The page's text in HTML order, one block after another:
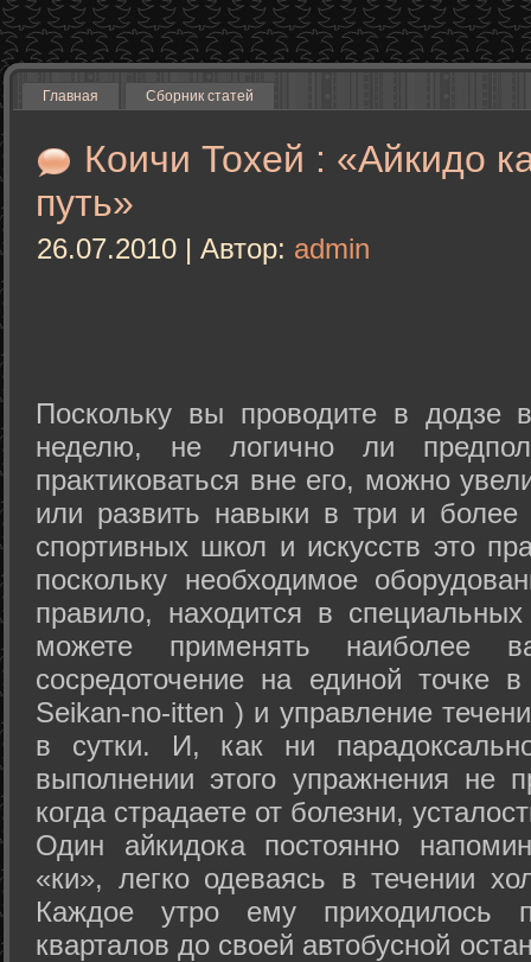
Главная Сборник статей
Коичи Тохей : «Айкидо
путь»
26.07.2010 | Автор: admin
Поскольку вы проводите в додзе
неделю, не логично ли
практиковаться вне его, можно
или развить навыки в три и
спортивных школ и искусств это
поскольку необходимое
правило, находится в
можете применять наиболее
сосредоточение на единой точке
Seikan-­no-­itten ) и управление
в сутки. И, как ни
выполнении этого упражнения не
когда страдаете от болезни,
Один айкидока постоянно
«ки», легко одеваясь в течении
Каждое утро ему приходилось
кварталов до своей автобусной